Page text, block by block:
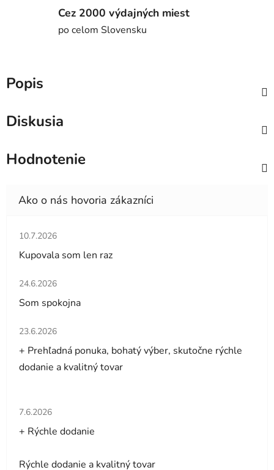
Cez 2000 výdajných miest
po celom Slovensku
Popis
Diskusia
Hodnotenie
Hodnotenie obchodu je 5 z 5 hviezdičiek.
10.7.2026
Kupovala som len raz
Hodnotenie obchodu je 5 z 5 hviezdičiek.
24.6.2026
Som spokojna
Hodnotenie obchodu je 5 z 5 hviezdičiek.
23.6.2026
+ Prehľadná ponuka, bohatý výber, skutočne rýchle
dodanie a kvalitný tovar
Hodnotenie obchodu je 5 z 5 hviezdičiek.
7.6.2026
+ Rýchle dodanie
Rýchle dodanie a kvalitný tovar